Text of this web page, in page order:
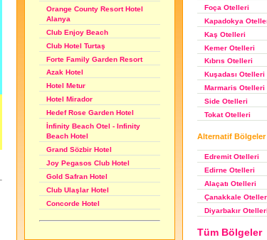
Orange County Resort Hotel
Alanya
Club Enjoy Beach
Club Hotel Turtaş
Forte Family Garden Resort
Azak Hotel
Hotel Metur
Hotel Mirador
Hedef Rose Garden Hotel
İnfinity Beach Otel - Infinity
Beach Hotel
Grand Sözbir Hotel
Joy Pegasos Club Hotel
Gold Safran Hotel
Club Ulaşlar Hotel
Concorde Hotel
Foça Otelleri
Kapadokya
Kaş Otelleri
Kemer Otelleri
Kıbrıs Otelleri
Kuşadası Otelleri
Marmaris Otelleri
Side Otelleri
Tokat Otelleri
Alternatif Bölgeler
Edremit Otelleri
Edirne Otelleri
Alaçatı Otelleri
Çanakkale
Diyarbakır
Tüm Bölgeler